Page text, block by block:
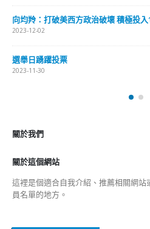
向均羚：打破美西方政治破壞 積極投
2023-12-02
選舉日踴躍投票
2023-11-30
關於我們
關於這個網站
這裡是個適合自我介紹、推薦相關網
員名單的地方。